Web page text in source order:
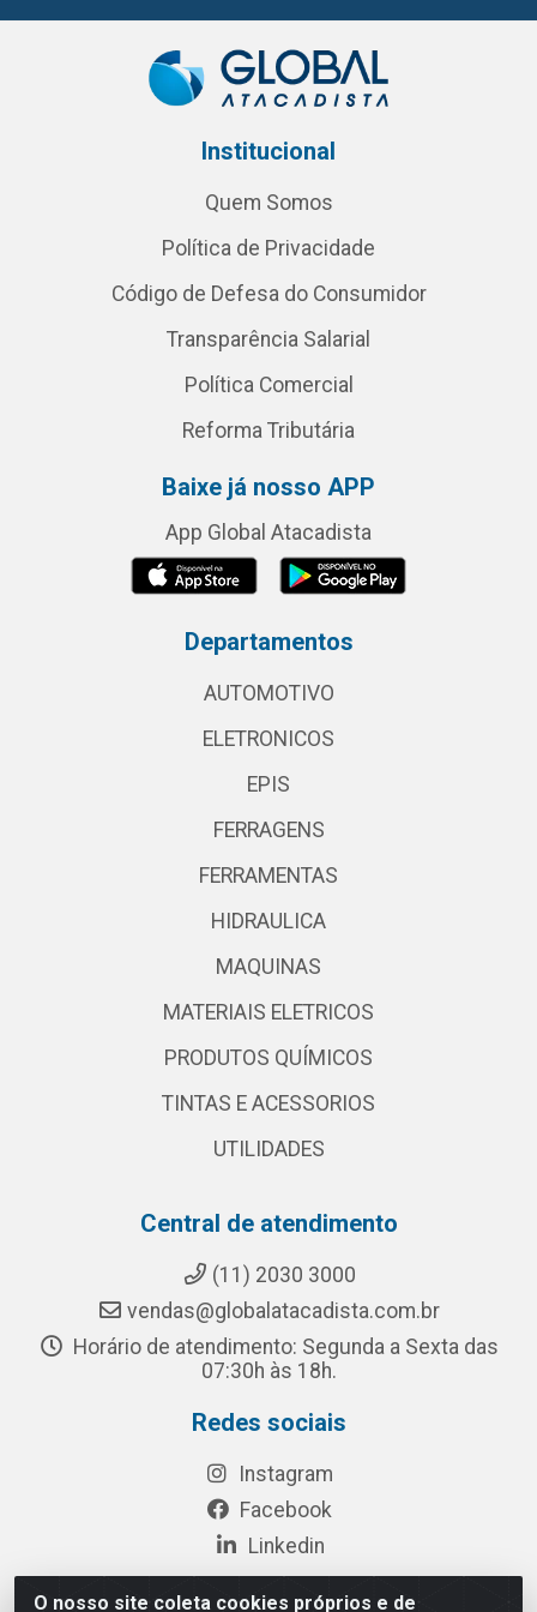
O nosso site coleta cookies próprios e de
Institucional
Quem Somos
Política de Privacidade
Código de Defesa do Consumidor
Transparência Salarial
Política Comercial
Reforma Tributária
Baixe já nosso APP
App Global Atacadista
Departamentos
AUTOMOTIVO
ELETRONICOS
EPIS
FERRAGENS
FERRAMENTAS
HIDRAULICA
MAQUINAS
MATERIAIS ELETRICOS
PRODUTOS QUÍMICOS
TINTAS E ACESSORIOS
UTILIDADES
Central de atendimento
(11) 2030 3000
vendas@globalatacadista.com.br
Horário de atendimento: Segunda a Sexta das
07:30h às 18h.
Redes sociais
Instagram
Facebook
Linkedin